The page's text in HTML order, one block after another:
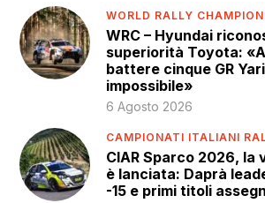
WORLD RALLY
WRC – Hyundai
superiorità Toyota:
battere cinque GR
impossibile»
6 Agosto 2026
CAMPIONATI ITALIANI
CIAR Sparco 2026,
è lanciata: Daprà
-15 e primi titoli